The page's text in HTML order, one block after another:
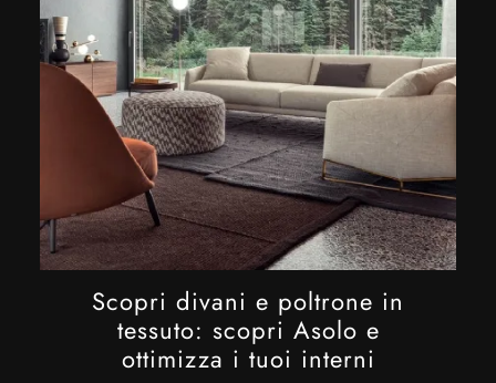
Scopri divani e poltrone in
tessuto: scopri Asolo e
ottimizza i tuoi interni